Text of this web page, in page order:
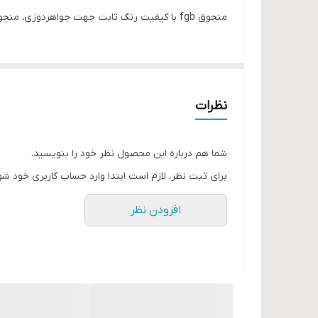
منجوق fgb با کیفیت رنگ ثابت جهت جواهردوزی، منجوق بافی، زیورآلات، تزئینات لباس
نظرات
شما هم درباره این محصول نظر خود را بنویسید.
برای ثبت نظر، لازم است ابتدا وارد حساب کاربری خود
افزودن نظر